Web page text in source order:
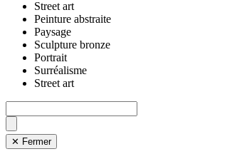
Street art
Peinture abstraite
Paysage
Sculpture bronze
Portrait
Surréalisme
Street art
✕ Fermer